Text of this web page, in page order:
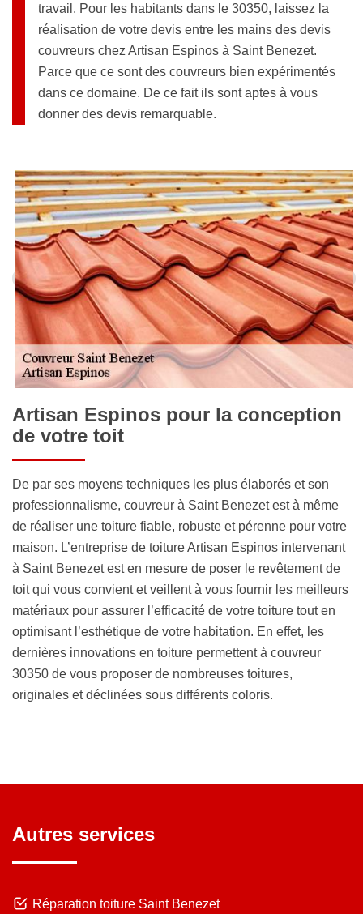
travail. Pour les habitants dans le 30350, laissez la
réalisation de votre devis entre les mains des devis
couvreurs chez Artisan Espinos à Saint Benezet.
Parce que ce sont des couvreurs bien expérimentés
dans ce domaine. De ce fait ils sont aptes à vous
donner des devis remarquable.
Artisan Espinos pour la conception
de votre toit
De par ses moyens techniques les plus élaborés et son
professionnalisme, couvreur à Saint Benezet est à même
de réaliser une toiture fiable, robuste et pérenne pour votre
maison. L’entreprise de toiture Artisan Espinos intervenant
à Saint Benezet est en mesure de poser le revêtement de
toit qui vous convient et veillent à vous fournir les meilleurs
matériaux pour assurer l’efficacité de votre toiture tout en
optimisant l’esthétique de votre habitation. En effet, les
dernières innovations en toiture permettent à couvreur
30350 de vous proposer de nombreuses toitures,
originales et déclinées sous différents coloris.
Autres services
Réparation toiture Saint Benezet